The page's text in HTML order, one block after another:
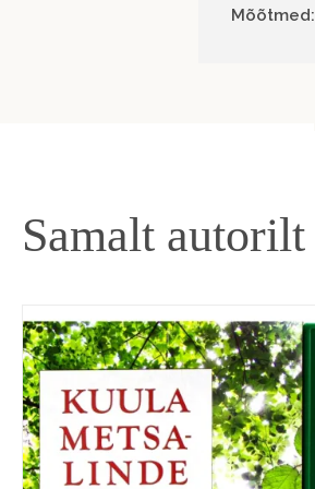
Mõõtmed:
Samalt autorilt